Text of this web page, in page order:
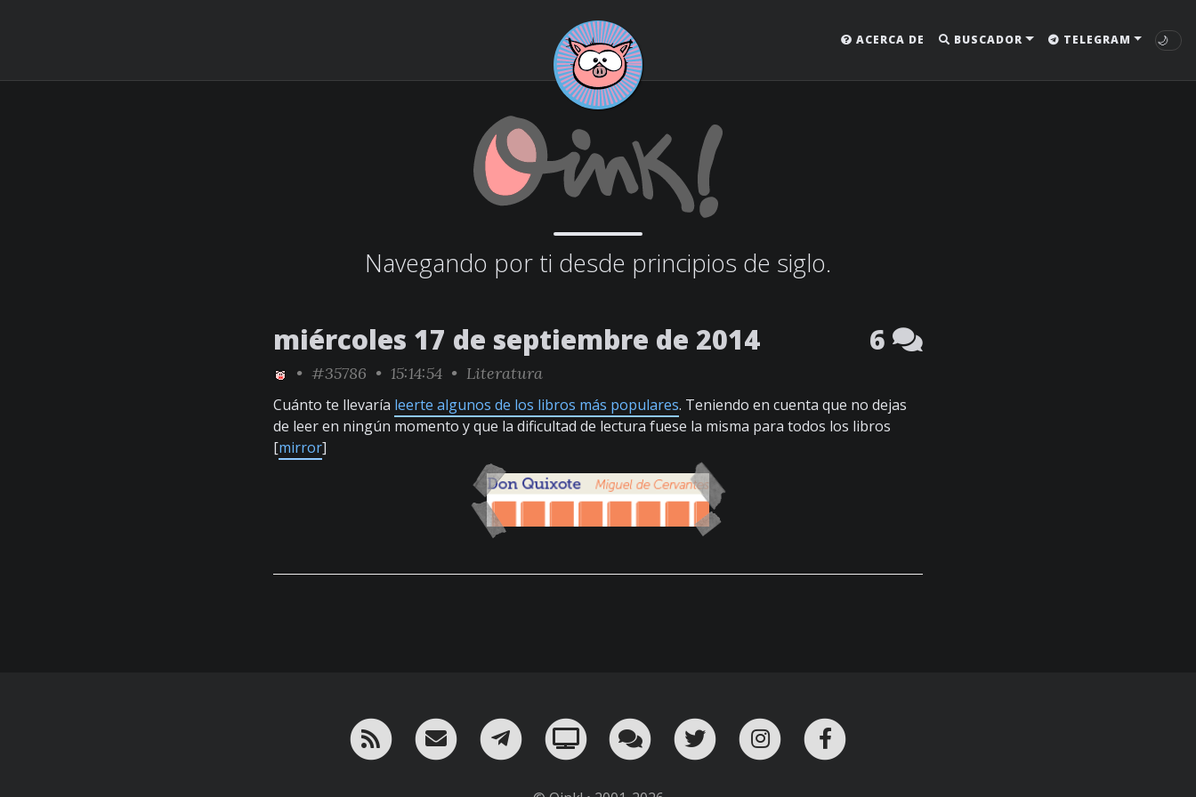
ACERCA DE BUSCADOR TELEGRAM 🌙
Navegando por ti desde principios de siglo.
miércoles 17 de septiembre de 2014 6
• #35786 • 15:14:54 • Literatura
Cuánto te llevaría leerte algunos de los libros más populares. Teniendo en cuenta que no dejas
de leer en ningún momento y que la dificultad de lectura fuese la misma para todos los libros
[mirror]
RSS ¡Mándame un email!
¡Nuestro canal en Telegram!
Oink! TV Charla con nosotros en Telegram
Twitter Instagram